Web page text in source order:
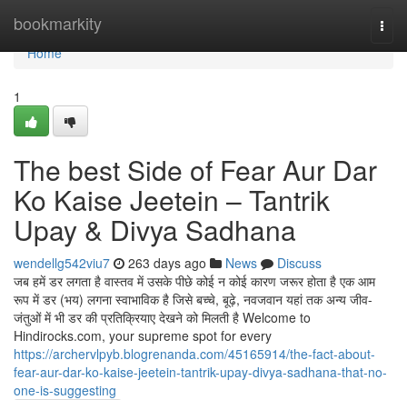
bookmarkity
Home
Home
1
The best Side of Fear Aur Dar
Ko Kaise Jeetein – Tantrik
Upay & Divya Sadhana
wendellg542viu7 263 days ago News
Discuss
जब हमें डर लगता है वास्तव में उसके पीछे कोई न कोई कारण जरूर होता है एक आम
रूप में डर (भय) लगना स्वाभाविक है जिसे बच्चे, बूढ़े, नवजवान यहां तक अन्य जीव-
जंतुओं में भी डर की प्रतिक्रियाए देखने को मिलती है Welcome to
Hindirocks.com, your supreme spot for every
https://archervlpyb.blogrenanda.com/45165914/the-fact-about-
fear-aur-dar-ko-kaise-jeetein-tantrik-upay-divya-sadhana-that-no-
one-is-suggesting